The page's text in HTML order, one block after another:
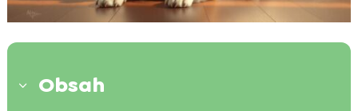
3 Obsah